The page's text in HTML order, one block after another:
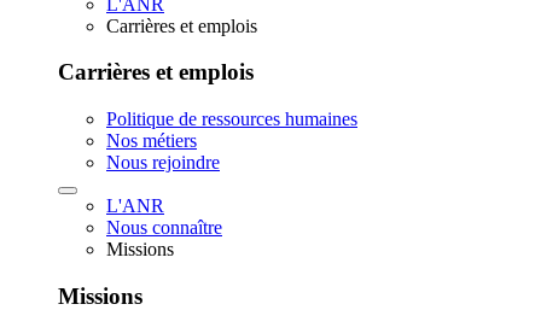
Carrières et emplois
Carrières et emplois
Politique de ressources humaines
Nos métiers
Nous rejoindre
L'ANR
Nous connaître
Missions
Missions